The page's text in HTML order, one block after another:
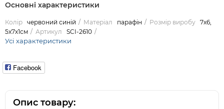
Основні характеристики
Колір червоний синій Матеріал парафін Розмір виробу 7х6,
5х7х1см
Артикул SCI-2610
Усі характеристики
Facebook
Опис товару: